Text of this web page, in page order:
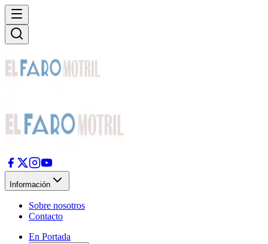
Información
Sobre nosotros
Contacto
En Portada